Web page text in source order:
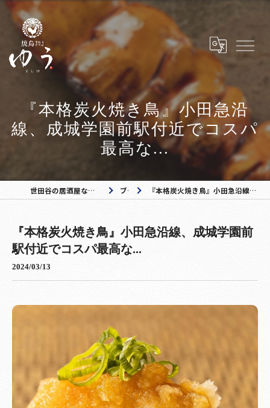
『本格炭火焼き鳥』小田急沿
線、成城学園前駅付近でコスパ
最高な...
世田谷の居酒屋なら焼き鳥ゆう 成城学園前店 ブログ 『本格炭火焼き鳥』小田急沿線、成城学園前駅付近でコスパ最高な...
『本格炭火焼き鳥』小田急沿線、成城学園前
駅付近でコスパ最高な...
2024/03/13